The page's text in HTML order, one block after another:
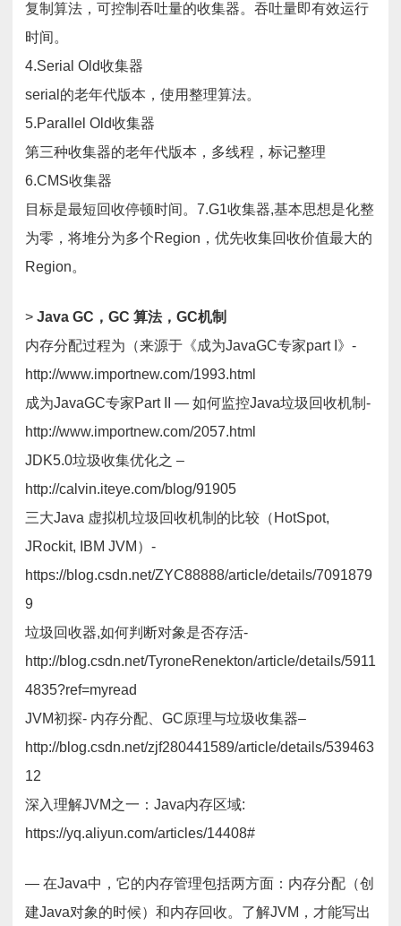
复制算法，可控制吞吐量的收集器。吞吐量即有效运行
时间。
4.Serial Old收集器
serial的老年代版本，使用整理算法。
5.Parallel Old收集器
第三种收集器的老年代版本，多线程，标记整理
6.CMS收集器
目标是最短回收停顿时间。7.G1收集器,基本思想是化整
为零，将堆分为多个Region，优先收集回收价值最大的
Region。
> Java GC，GC 算法，GC机制
内存分配过程为（来源于《成为JavaGC专家part I》-
http://www.importnew.com/1993.html
成为JavaGC专家Part II — 如何监控Java垃圾回收机制-
http://www.importnew.com/2057.html
JDK5.0垃圾收集优化之 –
http://calvin.iteye.com/blog/91905
三大Java 虚拟机垃圾回收机制的比较（HotSpot,
JRockit, IBM JVM）-
https://blog.csdn.net/ZYC88888/article/details/7091879
9
垃圾回收器,如何判断对象是否存活-
http://blog.csdn.net/TyroneRenekton/article/details/5911
4835?ref=myread
JVM初探- 内存分配、GC原理与垃圾收集器–
http://blog.csdn.net/zjf280441589/article/details/539463
12
深入理解JVM之一：Java内存区域:
https://yq.aliyun.com/articles/14408#
— 在Java中，它的内存管理包括两方面：内存分配（创
建Java对象的时候）和内存回收。了解JVM，才能写出